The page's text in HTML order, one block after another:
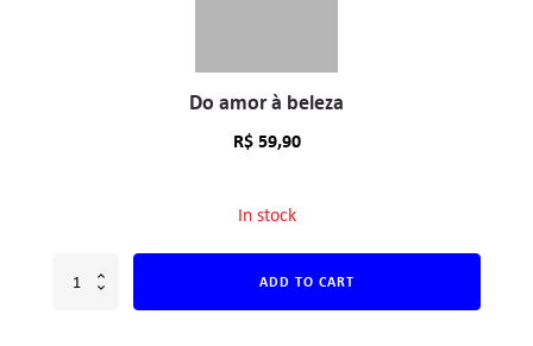
Do amor à beleza
R$59,90
In stock
ADD TO CART